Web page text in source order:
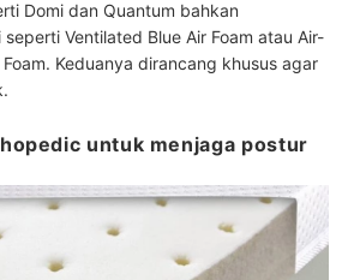
Domi dan Quantum bahkan
Ventilated Blue Air Foam atau Air-
Keduanya dirancang khusus agar
untuk menjaga postur